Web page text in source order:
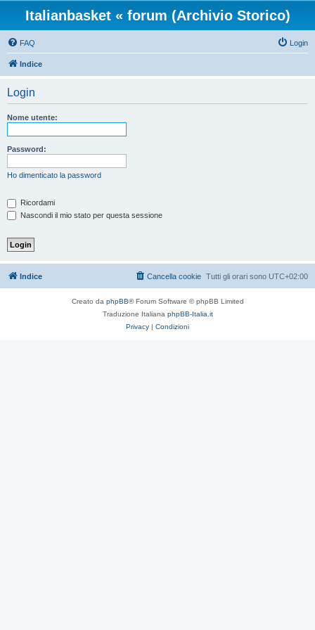
Italianbasket « forum (Archivio Storico)
FAQ Login
Indice
Login
Nome utente:
Password:
Ho dimenticato la password
Ricordami
Nascondi il mio stato per questa sessione
Indice Tutti gli orari sono UTC+02:00
Cancella cookie
Creato da phpBB® Forum Software © phpBB Limited
Traduzione Italiana phpBB-Italia.it
Privacy | Condizioni